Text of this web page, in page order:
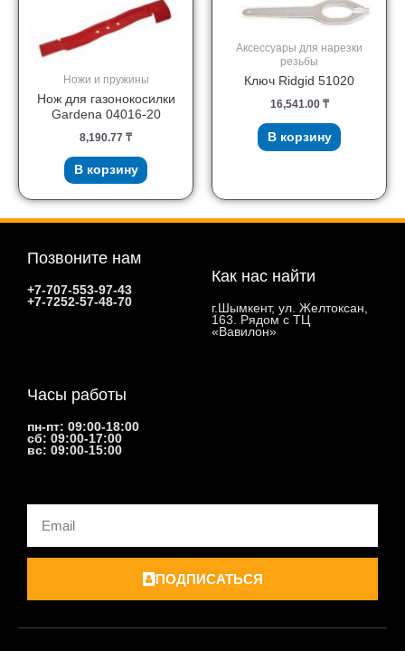
Ножи и пружины
Нож для газонокосилки
Gardena 04016-20
8,190.77 ₸
В корзину
Аксессуары для нарезки
резьбы
Ключ Ridgid 51020
16,541.00 ₸
В корзину
Позвоните нам
+7-707-553-97-43
+7-7252-57-48-70
Как нас найти
г.Шымкент, ул. Желтоксан,
163. Рядом с ТЦ
«Вавилон»
Часы работы
пн-пт: 09:00-18:00
сб: 09:00-17:00
вс: 09:00-15:00
Email
ПОДПИСАТЬСЯ